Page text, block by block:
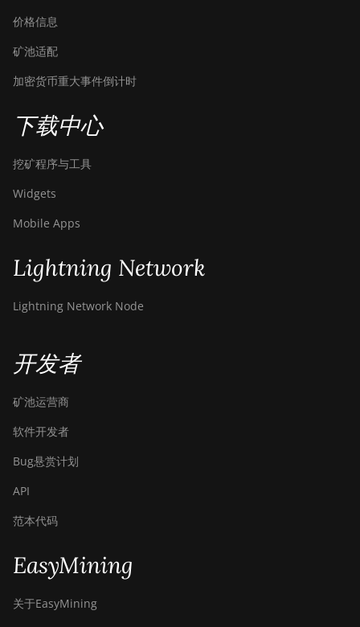
价格信息
矿池适配
加密货币重大事件倒计时
下载中心
挖矿程序与工具
Widgets
Mobile Apps
Lightning Network
Lightning Network Node
开发者
矿池运营商
软件开发者
Bug悬赏计划
API
范本代码
EasyMining
关于EasyMining